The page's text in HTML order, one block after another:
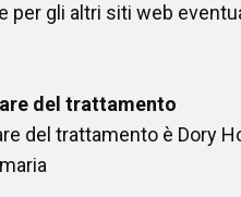
per gli altri siti web
del trattamento
del trattamento è Dory